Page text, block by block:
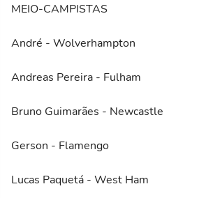
MEIO-CAMPISTAS
André - Wolverhampton
Andreas Pereira - Fulham
Bruno Guimarães - Newcastle
Gerson - Flamengo
Lucas Paquetá - West Ham